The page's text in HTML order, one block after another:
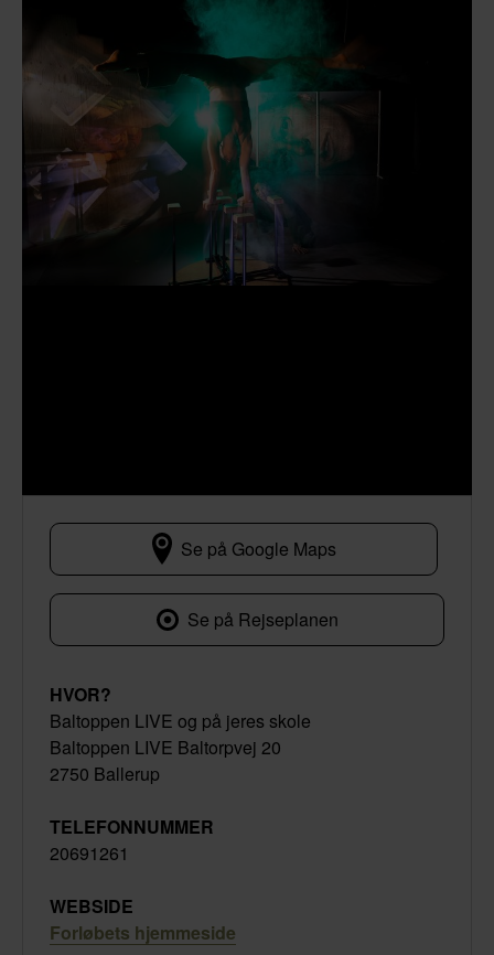
Baltoppen LIVE Baltorpvej 20
Se på Google Maps
Se på Rejseplanen
HVOR?
Baltoppen LIVE og på jeres skole
Baltoppen LIVE Baltorpvej 20
2750 Ballerup
TELEFONNUMMER
20691261
WEBSIDE
Forløbets hjemmeside